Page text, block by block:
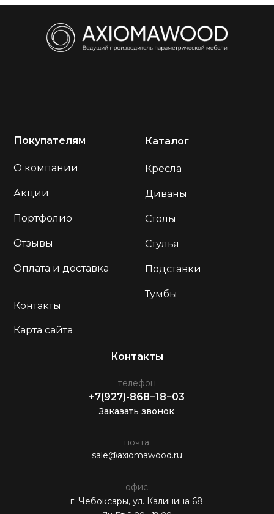
+7(927)-868−18−03
г. Чебоксары, ул. Калинина 68
Заказать звонок
телефон
офис
почта
sale@axiomawood.ru
Контакты
Кресла
Диваны
Столы
Стулья
Подставки
Тумбы
Каталог
О компании
Покупателям
Оплата и доставка
Отзывы
Акции
Портфолио
Контакты
Карта сайта